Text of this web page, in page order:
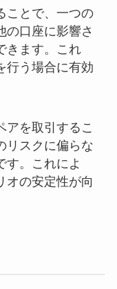
ことで、一つの
の口座に影響さ
きます。これ
行う場合に有効
アを取引するこ
リスクに偏らな
す。これによ
オの安定性が向